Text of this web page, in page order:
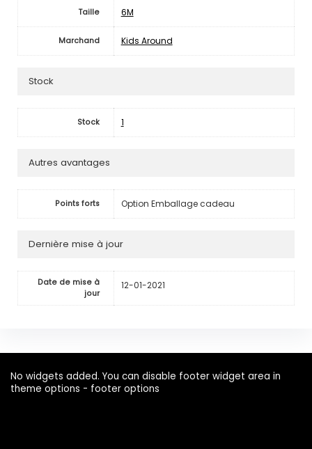
Taille 6M
Marchand Kids Around
Stock
Stock 1
Autres avantages
Points forts Option Emballage cadeau
Dernière mise à jour
Date de mise à
jour
12-01-2021
No widgets added. You can disable footer widget area in
theme options - footer options